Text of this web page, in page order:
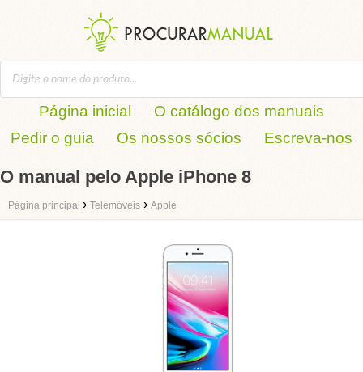
Página inicial
O catálogo dos manuais
Pedir o guia
Os nossos sócios Escreva-nos
O manual pelo Apple iPhone 8
Página principal › Telemóveis › Apple